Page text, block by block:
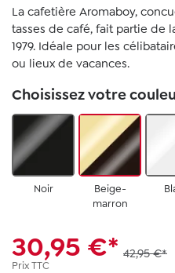
La cafetière Aromaboy,
tasses de café, fait partie de
1979. Idéale pour les
ou lieux de vacances.
Choisissez votre
Noir
Beige-
marron
30,95 €* 42,95 €*
Prix TTC